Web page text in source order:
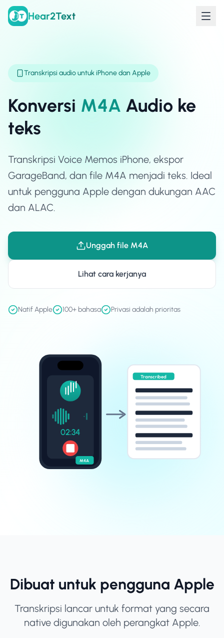
Hear2Text
Transkripsi audio untuk iPhone dan Apple
Konversi M4A Audio ke
teks
Transkripsi Voice Memos iPhone, ekspor
GarageBand, dan file M4A menjadi teks. Ideal
untuk pengguna Apple dengan dukungan AAC
dan ALAC.
Unggah file M4A
Lihat cara kerjanya
Natif Apple 100+ bahasa Privasi adalah prioritas
02:34
M4A
Transcribed
Dibuat untuk pengguna Apple
Transkripsi lancar untuk format yang secara
native digunakan oleh perangkat Apple.